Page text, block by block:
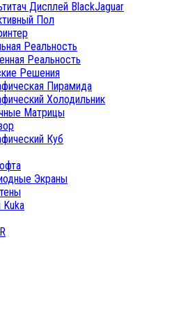
Дисплей BlackJaguar
Пол
Реальность
Реальность
Решения
Пирамида
Холодильник
Матрицы
Куб
Экраны